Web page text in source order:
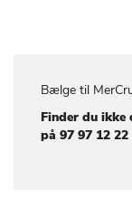
Bælge til
Finder du ikke
på 97 97 12 22